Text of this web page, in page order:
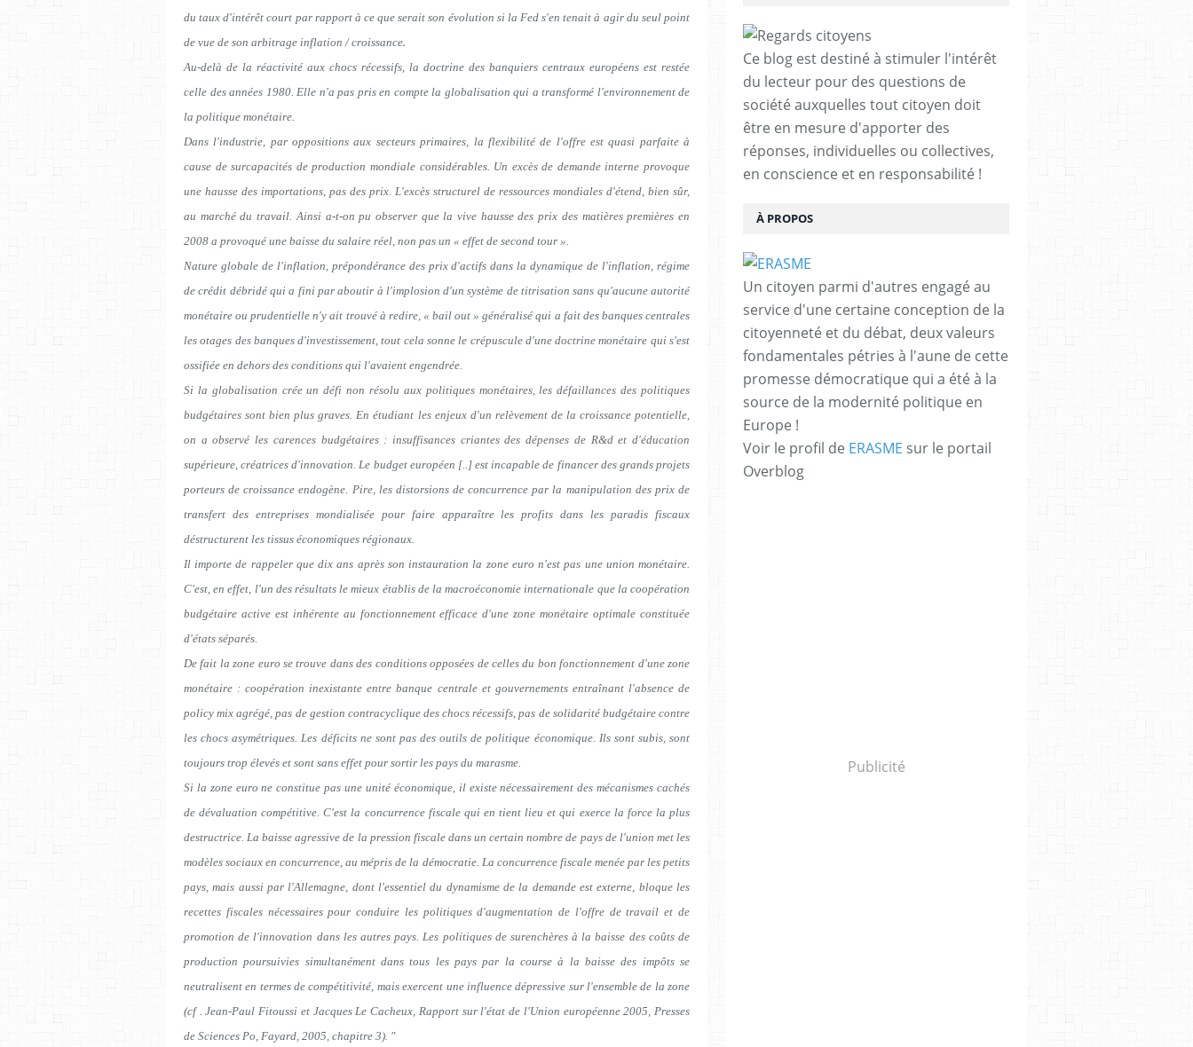
du taux d'intérêt court par rapport à ce que serait son évolution si la Fed s'en tenait à agir du seul point
de vue de son arbitrage inflation / croissance.
Au-delà de la réactivité aux chocs récessifs, la doctrine des banquiers centraux européens est restée
celle des années 1980. Elle n'a pas pris en compte la globalisation qui a transformé l'environnement de
la politique monétaire.
Dans l'industrie, par oppositions aux secteurs primaires, la flexibilité de l'offre est quasi parfaite à
cause de surcapacités de production mondiale considérables. Un excès de demande interne provoque
une hausse des importations, pas des prix. L'excès structurel de ressources mondiales d'étend, bien sûr,
au marché du travail. Ainsi a-t-on pu observer que la vive hausse des prix des matières premières en
2008 a provoqué une baisse du salaire réel, non pas un « effet de second tour ».
Nature globale de l'inflation, prépondérance des prix d'actifs dans la dynamique de l'inflation, régime
de crédit débridé qui a fini par aboutir à l'implosion d'un système de titrisation sans qu'aucune autorité
monétaire ou prudentielle n'y ait trouvé à redire, « bail out » généralisé qui a fait des banques centrales
les otages des banques d'investissement, tout cela sonne le crépuscule d'une doctrine monétaire qui s'est
ossifiée en dehors des conditions qui l'avaient engendrée.
Si la globalisation crée un défi non résolu aux politiques monétaires, les défaillances des politiques
budgétaires sont bien plus graves. En étudiant les enjeux d'un relèvement de la croissance potentielle,
on a observé les carences budgétaires : insuffisances criantes des dépenses de R&d et d'éducation
supérieure, créatrices d'innovation. Le budget européen [..] est incapable de financer des grands projets
porteurs de croissance endogène. Pire, les distorsions de concurrence par la manipulation des prix de
transfert des entreprises mondialisée pour faire apparaître les profits dans les paradis fiscaux
déstructurent les tissus économiques régionaux.
Il importe de rappeler que dix ans après son instauration la zone euro n'est pas une union monétaire.
C'est, en effet, l'un des résultats le mieux établis de la macroéconomie internationale que la coopération
budgétaire active est inhérente au fonctionnement efficace d'une zone monétaire optimale constituée
d'états séparés.
De fait la zone euro se trouve dans des conditions opposées de celles du bon fonctionnement d'une zone
monétaire : coopération inexistante entre banque centrale et gouvernements entraînant l'absence de
policy mix agrégé, pas de gestion contracyclique des chocs récessifs, pas de solidarité budgétaire contre
les chocs asymétriques. Les déficits ne sont pas des outils de politique économique. Ils sont subis, sont
toujours trop élevés et sont sans effet pour sortir les pays du marasme.
Si la zone euro ne constitue pas une unité économique, il existe nécessairement des mécanismes cachés
de dévaluation compétitive. C'est la concurrence fiscale qui en tient lieu et qui exerce la force la plus
destructrice. La baisse agressive de la pression fiscale dans un certain nombre de pays de l'union met les
modèles sociaux en concurrence, au mépris de la démocratie. La concurrence fiscale menée par les petits
pays, mais aussi par l'Allemagne, dont l'essentiel du dynamisme de la demande est externe, bloque les
recettes fiscales nécessaires pour conduire les politiques d'augmentation de l'offre de travail et de
promotion de l'innovation dans les autres pays. Les politiques de surenchères à la baisse des coûts de
production poursuivies simultanément dans tous les pays par la course à la baisse des impôts se
neutralisent en termes de compétitivité, mais exercent une influence dépressive sur l'ensemble de la zone
(cf . Jean-Paul Fitoussi et Jacques Le Cacheux, Rapport sur l'état de l'Union européenne 2005, Presses
de Sciences Po, Fayard, 2005, chapitre 3). "
Ce blog est destiné à stimuler l'intérêt
du lecteur pour des questions de
société auxquelles tout citoyen doit
être en mesure d'apporter des
réponses, individuelles ou collectives,
en conscience et en responsabilité !
À PROPOS
Un citoyen parmi d'autres engagé au
service d'une certaine conception de la
citoyenneté et du débat, deux valeurs
fondamentales pétries à l'aune de cette
promesse démocratique qui a été à la
source de la modernité politique en
Europe !
Voir le profil de ERASME sur le portail
Overblog
Publicité